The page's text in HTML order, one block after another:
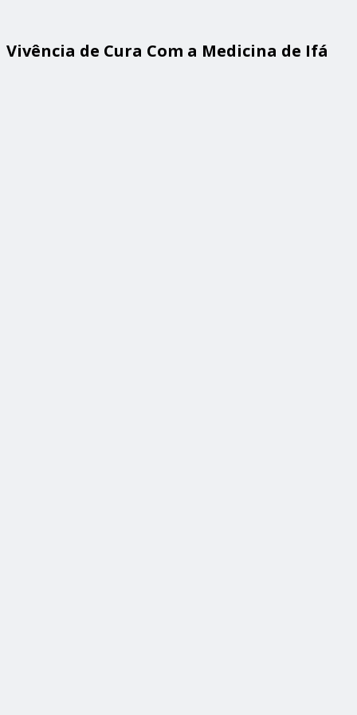
Vivência de Cura Com a Medicina de Ifá